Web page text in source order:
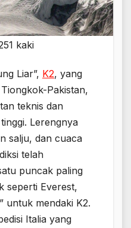
kaki
Liar”, K2, yang
Pakistan,
teknis dan
Lerengnya
salju, dan cuaca
telah
puncak paling
seperti Everest,
untuk mendaki K2.
Italia yang